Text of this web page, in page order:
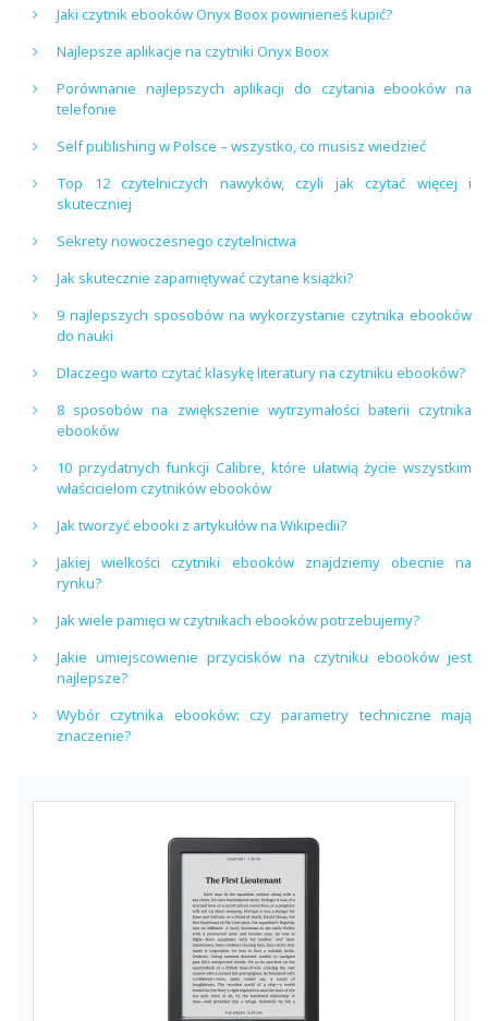
Jaki czytnik ebooków Onyx Boox powinieneś kupić?
Najlepsze aplikacje na czytniki Onyx Boox
Porównanie najlepszych aplikacji do czytania ebooków na
telefonie
Self publishing w Polsce – wszystko, co musisz wiedzieć
Top 12 czytelniczych nawyków, czyli jak czytać więcej i
skuteczniej
Sekrety nowoczesnego czytelnictwa
Jak skutecznie zapamiętywać czytane książki?
9 najlepszych sposobów na wykorzystanie czytnika ebooków
do nauki
Dlaczego warto czytać klasykę literatury na czytniku ebooków?
8 sposobów na zwiększenie wytrzymałości baterii czytnika
ebooków
10 przydatnych funkcji Calibre, które ułatwią życie wszystkim
właścicielom czytników ebooków
Jak tworzyć ebooki z artykułów na Wikipedii?
Jakiej wielkości czytniki ebooków znajdziemy obecnie na
rynku?
Jak wiele pamięci w czytnikach ebooków potrzebujemy?
Jakie umiejscowienie przycisków na czytniku ebooków jest
najlepsze?
Wybór czytnika ebooków: czy parametry techniczne mają
znaczenie?